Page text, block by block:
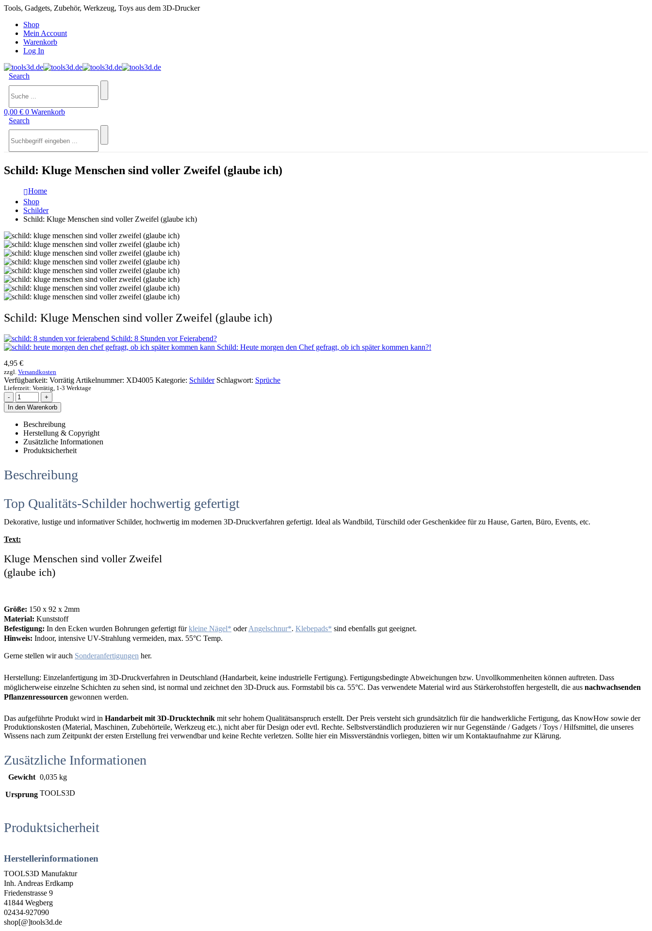
Tools, Gadgets, Zubehör, Werkzeug, Toys aus dem 3D-Drucker
Shop
Mein Account
Warenkorb
Log In
Search
0,00 € 0 Warenkorb
Search
Schild: Kluge Menschen sind voller Zweifel (glaube ich)
Home
Shop
Schilder
Schild: Kluge Menschen sind voller Zweifel (glaube ich)
Schild: Kluge Menschen sind voller Zweifel (glaube ich)
Schild: 8 Stunden vor Feierabend?
Schild: Heute morgen den Chef gefragt, ob ich später kommen kann?!
4,95 €
zzgl. Versandkosten
Verfügbarkeit: Vorrätig Artikelnummer: XD4005 Kategorie: Schilder Schlagwort: Sprüche
Lieferzeit: Vorrätig, 1-3 Werktage
-
+
In den Warenkorb
Beschreibung
Herstellung & Copyright
Zusätzliche Informationen
Produktsicherheit
Beschreibung
Top Qualitäts-Schilder hochwertig gefertigt
Dekorative, lustige und informativer Schilder, hochwertig im modernen 3D-Druckverfahren gefertigt. Ideal als Wandbild, Türschild oder Geschenkidee für zu Hause, Garten, Büro, Events, etc.
Text:
Kluge Menschen sind voller Zweifel
(glaube ich)
Größe: 150 x 92 x 2mm
Material: Kunststoff
Befestigung: In den Ecken wurden Bohrungen gefertigt fürkleine Nägel oderAngelschnur . Klebepads
sind ebenfalls gut geeignet.
Hinweis: Indoor, intensive UV-Strahlung vermeiden, max. 55°C Temp.
Gerne stellen wir auch Sonderanfertigungen her.
Herstellung: Einzelanfertigung im 3D-Druckverfahren in Deutschland (Handarbeit, keine industrielle Fertigung). Fertigungsbedingte Abweichungen bzw. Unvollkommenheiten können auftreten. Dass
möglicherweise einzelne Schichten zu sehen sind, ist normal und zeichnet den 3D-Druck aus. Formstabil bis ca. 55°C. Das verwendete Material wird aus Stärkerohstoffen hergestellt, die aus nachwachsenden
Pflanzenressourcen gewonnen werden.
Das aufgeführte Produkt wird in Handarbeit mit 3D-Drucktechnik mit sehr hohem Qualitätsanspruch erstellt. Der Preis versteht sich grundsätzlich für die handwerkliche Fertigung, das KnowHow sowie der
Produktionskosten (Material, Maschinen, Zubehörteile, Werkzeug etc.), nicht aber für Design oder evtl. Rechte. Selbstverständlich produzieren wir nur Gegenstände / Gadgets / Toys / Hilfsmittel, die unseres
Wissens nach zum Zeitpunkt der ersten Erstellung frei verwendbar und keine Rechte verletzen. Sollte hier ein Missverständnis vorliegen, bitten wir um Kontaktaufnahme zur Klärung.
Zusätzliche Informationen
Gewicht 0,035 kg
Ursprung TOOLS3D
Produktsicherheit
Herstellerinformationen
TOOLS3D Manufaktur
Inh. Andreas Erdkamp
Friedenstrasse 9
41844 Wegberg
02434-927090
shop[@]tools3d.de